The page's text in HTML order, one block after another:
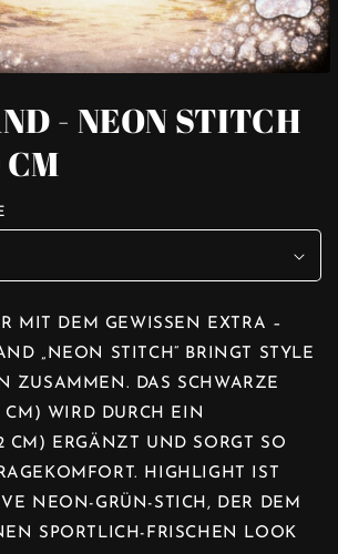
- NEON STITCH
MIT DEM GEWISSEN EXTRA –
„NEON STITCH“ BRINGT STYLE
ZUSAMMEN. DAS SCHWARZE
CM) WIRD DURCH EIN
ERGÄNZT UND SORGT SO
HIGHLIGHT IST
NEON-GRÜN-STICH, DER DEM
SPORTLICH-FRISCHEN LOOK